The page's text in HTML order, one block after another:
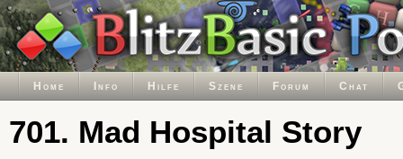
Home Info Hilfe Szene Forum Chat
701. Mad Hospital Story